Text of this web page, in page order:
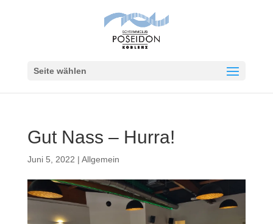
Seite wählen
Gut Nass – Hurra!
Juni 5, 2022 | Allgemein